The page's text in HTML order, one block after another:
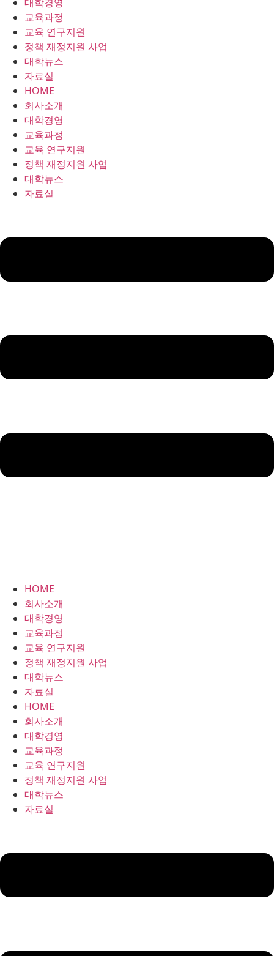
교육과정
교육 연구지원
정책 재정지원 사업
대학뉴스
자료실
HOME
회사소개
대학경영
교육과정
교육 연구지원
정책 재정지원 사업
대학뉴스
자료실
HOME
회사소개
대학경영
교육과정
교육 연구지원
정책 재정지원 사업
대학뉴스
자료실
HOME
회사소개
대학경영
교육과정
교육 연구지원
정책 재정지원 사업
대학뉴스
자료실